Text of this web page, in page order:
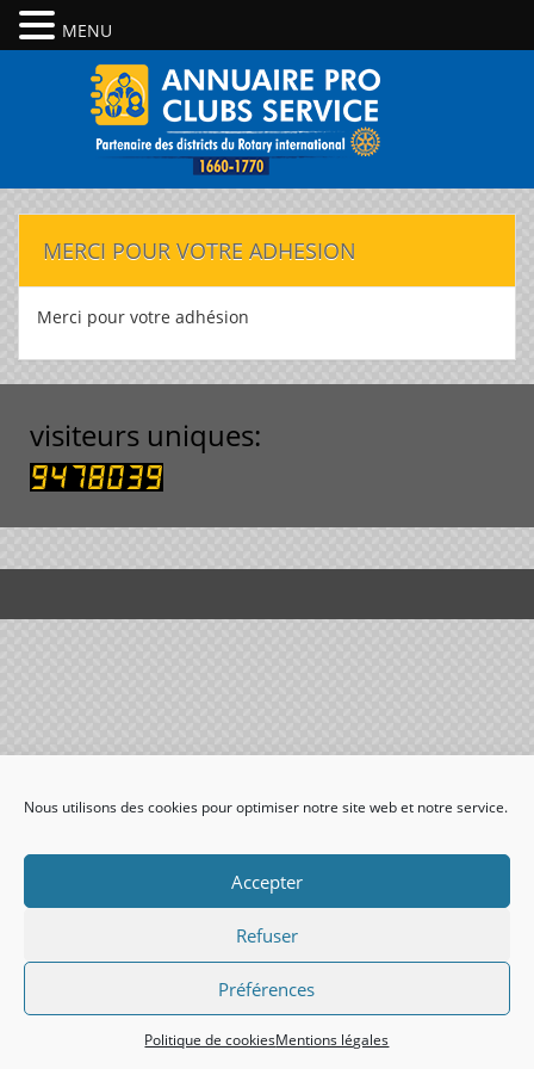
Nous utilisons des cookies pour optimiser notre site web et notre service.
Accepter
Refuser
Préférences
Politique de cookiesMentions légales
MERCI POUR VOTRE ADHESION
Merci pour votre adhésion
visiteurs uniques:
MENU